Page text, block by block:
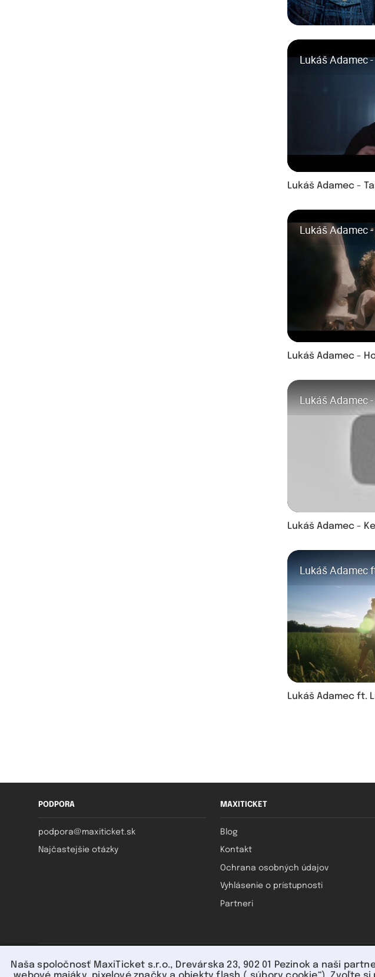
Lukáš Adamec -
Lukáš Adamec -
Lukáš Adamec -
Lukáš Adamec ft.
PODPORA
podpora@maxiticket.sk
Najčastejšie otázky
MAXITICKET
Blog
Kontakt
Ochrana osobných údajov
Vyhlásenie o prístupnosti
Partneri
U
Naša spoločnosť MaxiTicket s.r.o., Drevárska 23, 902 01 Pezinok a naši